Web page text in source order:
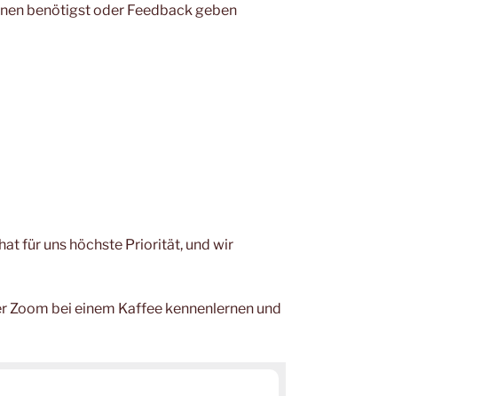
benötigst oder Feedback geben
für uns höchste Priorität, und wir
Zoom bei einem Kaffee kennenlernen und